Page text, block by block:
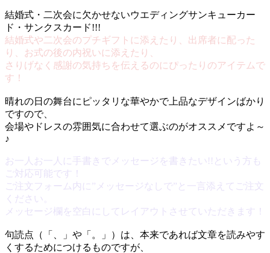
結婚式・二次会に欠かせないウエディングサンキューカー
ド・サンクスカード!!!
結婚式や二次会のプチギフトに添えたり、出席者に配った
り、お式の後の内祝いに添えたり、
さりげなく感謝の気持ちを伝えるのにぴったりのアイテムで
す！
晴れの日の舞台にピッタリな華やかで上品なデザインばかり
ですので、
会場やドレスの雰囲気に合わせて選ぶのがオススメですよ～
♪
お一人お一人に手書きでメッセージを書きたい!!という方も
ご対応可能です！
ご注文フォーム内に”メッセージなしで”と一言添えてご注文
ください。
メッセージ欄を空白にしてレイアウトさせていただきます！
句読点（「、」や「。」）は、本来であれば文章を読みやす
くするためにつけるものですが、